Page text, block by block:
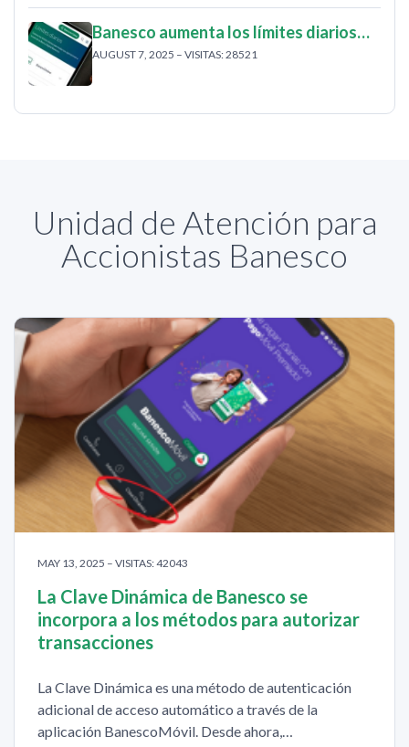
Banesco aumenta los límites diarios…
AUGUST 7, 2025 – VISITAS: 28521
Unidad de Atención para
Accionistas Banesco
MAY 13, 2025 – VISITAS: 42043
La Clave Dinámica de Banesco se
incorpora a los métodos para autorizar
transacciones
La Clave Dinámica es una método de autenticación
adicional de acceso automático a través de la
aplicación BanescoMóvil. Desde ahora,…